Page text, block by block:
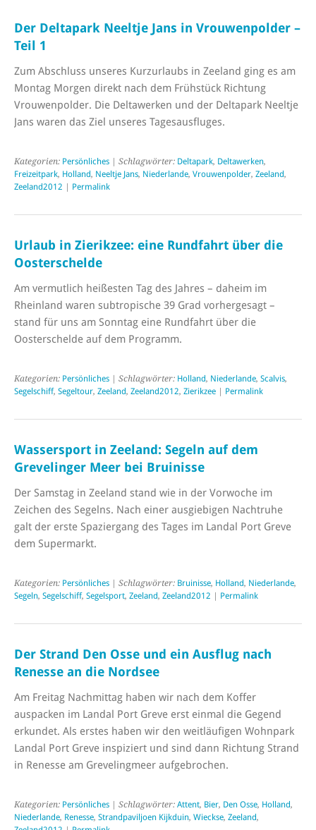
Der Deltapark Neeltje Jans in Vrouwenpolder –
Teil 1
Zum Abschluss unseres Kurzurlaubs in Zeeland ging es am
Montag Morgen direkt nach dem Frühstück Richtung
Vrouwenpolder. Die Deltawerken und der Deltapark Neeltje
Jans waren das Ziel unseres Tagesausfluges.
Kategorien: Persönliches | Schlagwörter: Deltapark, Deltawerken,
Freizeitpark, Holland, Neeltje Jans, Niederlande, Vrouwenpolder, Zeeland,
Zeeland2012 | Permalink
Urlaub in Zierikzee: eine Rundfahrt über die
Oosterschelde
Am vermutlich heißesten Tag des Jahres – daheim im
Rheinland waren subtropische 39 Grad vorhergesagt –
stand für uns am Sonntag eine Rundfahrt über die
Oosterschelde auf dem Programm.
Kategorien: Persönliches | Schlagwörter: Holland, Niederlande, Scalvis,
Segelschiff, Segeltour, Zeeland, Zeeland2012, Zierikzee | Permalink
Wassersport in Zeeland: Segeln auf dem
Grevelinger Meer bei Bruinisse
Der Samstag in Zeeland stand wie in der Vorwoche im
Zeichen des Segelns. Nach einer ausgiebigen Nachtruhe
galt der erste Spaziergang des Tages im Landal Port Greve
dem Supermarkt.
Kategorien: Persönliches | Schlagwörter: Bruinisse, Holland, Niederlande,
Segeln, Segelschiff, Segelsport, Zeeland, Zeeland2012 | Permalink
Der Strand Den Osse und ein Ausflug nach
Renesse an die Nordsee
Am Freitag Nachmittag haben wir nach dem Koffer
auspacken im Landal Port Greve erst einmal die Gegend
erkundet. Als erstes haben wir den weitläufigen Wohnpark
Landal Port Greve inspiziert und sind dann Richtung Strand
in Renesse am Grevelingmeer aufgebrochen.
Kategorien: Persönliches | Schlagwörter: Attent, Bier, Den Osse, Holland,
Niederlande, Renesse, Strandpaviljoen Kijkduin, Wieckse, Zeeland,